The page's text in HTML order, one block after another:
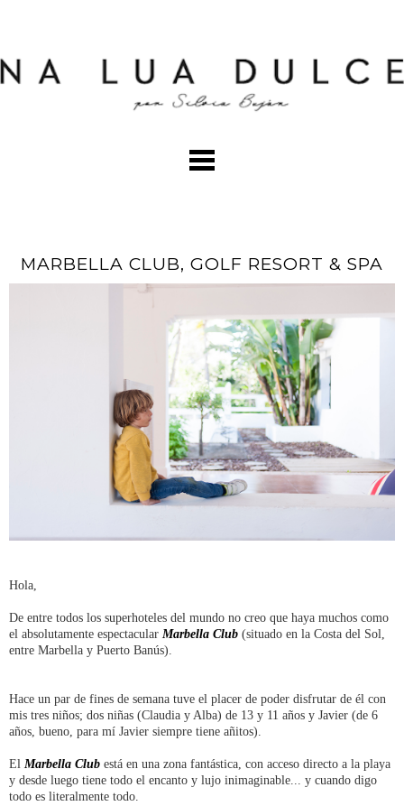
MARBELLA CLUB, GOLF RESORT & SPA
Hola,
De entre todos los superhoteles del mundo no creo que haya muchos como
el absolutamente espectacular Marbella Club (situado en la Costa del Sol,
entre Marbella y Puerto Banús).
Hace un par de fines de semana tuve el placer de poder disfrutar de él con
mis tres niños; dos niñas (Claudia y Alba) de 13 y 11 años y Javier (de 6
años, bueno, para mí Javier siempre tiene añitos).
El Marbella Club está en una zona fantástica, con acceso directo a la playa
y desde luego tiene todo el encanto y lujo inimaginable... y cuando digo
todo es literalmente todo.